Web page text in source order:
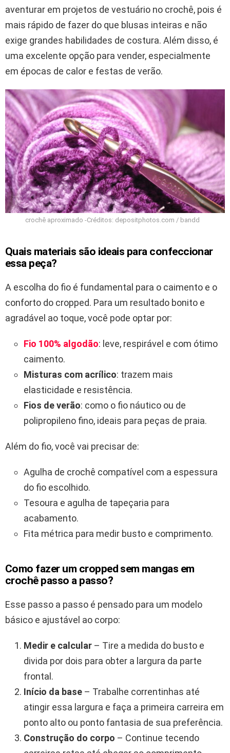
aventurar em projetos de vestuário no crochê, pois é
mais rápido de fazer do que blusas inteiras e não
exige grandes habilidades de costura. Além disso, é
uma excelente opção para vender, especialmente
em épocas de calor e festas de verão.
crochê aproximado -Créditos: depositphotos.com / bandd
Quais materiais são ideais para confeccionar
essa peça?
A escolha do fio é fundamental para o caimento e o
conforto do cropped. Para um resultado bonito e
agradável ao toque, você pode optar por:
Fio 100% algodão: leve, respirável e com ótimo
caimento.
Misturas com acrílico: trazem mais
elasticidade e resistência.
Fios de verão: como o fio náutico ou de
polipropileno fino, ideais para peças de praia.
Além do fio, você vai precisar de:
Agulha de crochê compatível com a espessura
do fio escolhido.
Tesoura e agulha de tapeçaria para
acabamento.
Fita métrica para medir busto e comprimento.
Como fazer um cropped sem mangas em
crochê passo a passo?
Esse passo a passo é pensado para um modelo
básico e ajustável ao corpo:
Medir e calcular – Tire a medida do busto e
divida por dois para obter a largura da parte
frontal.
Início da base – Trabalhe correntinhas até
atingir essa largura e faça a primeira carreira em
ponto alto ou ponto fantasia de sua preferência.
Construção do corpo – Continue tecendo